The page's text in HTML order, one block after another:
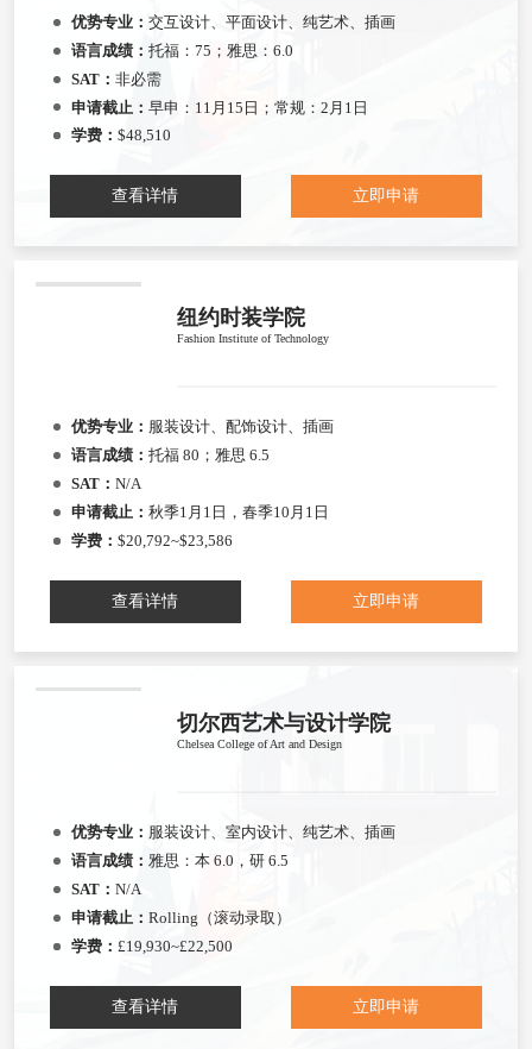
优势专业： 交互设计、平面设计、纯艺术、插画
语言成绩： 托福：75；雅思：6.0
SAT： 非必需
申请截止： 早申：11月15日；常规：2月1日
学费： $48,510
查看详情 立即申请
纽约时装学院
Fashion Institute of Technology
优势专业： 服装设计、配饰设计、插画
语言成绩： 托福 80；雅思 6.5
SAT： N/A
申请截止： 秋季1月1日，春季10月1日
学费： $20,792~$23,586
查看详情 立即申请
切尔西艺术与设计学院
Chelsea College of Art and Design
优势专业： 服装设计、室内设计、纯艺术、插画
语言成绩： 雅思：本 6.0，研 6.5
SAT： N/A
申请截止： Rolling（滚动录取）
学费： £19,930~£22,500
查看详情 立即申请